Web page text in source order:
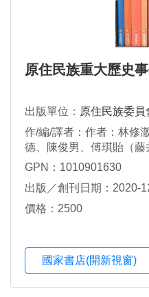
原住民族重大歷史
出版單位： 原住民族委員
作/編/譯者：作者：林修
德、陳俊男、傅琪貽（
珍、鴻義章等
GPN：1010901630
出版／創刊日期：2020-
價格：2500
國家書店(開新視窗)